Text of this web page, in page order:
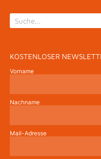
KOSTENLOSER
Vorname
Nachname
Mail-Adresse